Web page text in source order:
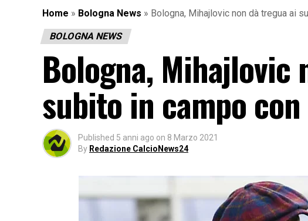
Home » Bologna News » Bologna, Mihajlovic non dà tregua ai
BOLOGNA NEWS
Bologna, Mihajlovic
subito in campo
Published 5 anni ago on 8 Marzo 2021
By Redazione CalcioNews24